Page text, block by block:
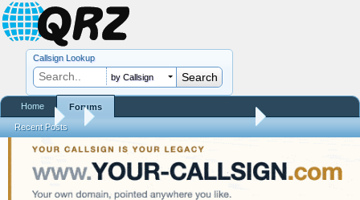
Forums Preguntas y Respuestas sobre QRZ.COM
Callsign Lookup
by Callsign
Home Forums
Recent Posts